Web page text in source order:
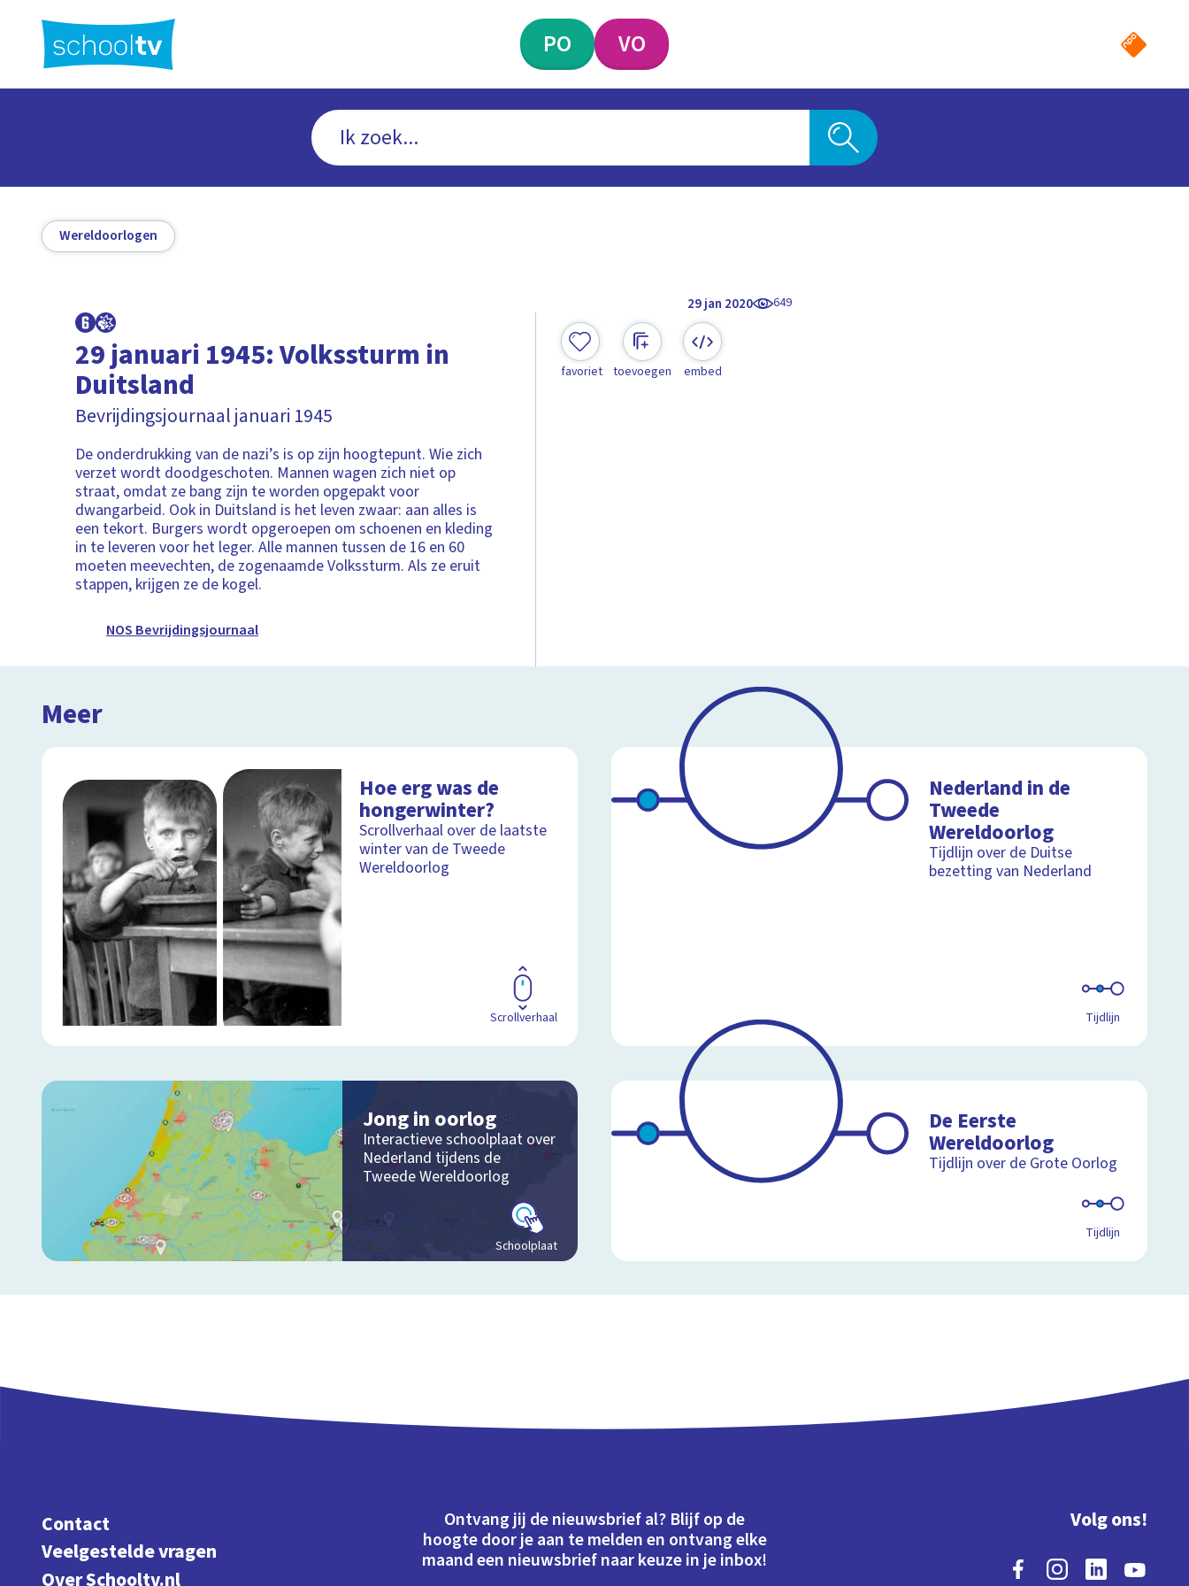
hoofdinhoud
PO VO
Wereldoorlogen
29 jan 2020 649
29 januari 1945: Volkssturm in
Duitsland
Bevrijdingsjournaal januari 1945
De onderdrukking van de nazi’s is op zijn hoogtepunt. Wie zich
verzet wordt doodgeschoten. Mannen wagen zich niet op
straat, omdat ze bang zijn te worden opgepakt voor
dwangarbeid. Ook in Duitsland is het leven zwaar: aan alles is
een tekort. Burgers wordt opgeroepen om schoenen en kleding
in te leveren voor het leger. Alle mannen tussen de 16 en 60
moeten meevechten, de zogenaamde Volkssturm. Als ze eruit
stappen, krijgen ze de kogel.
NOS Bevrijdingsjournaal
favoriet toevoegen embed
Meer
Hoe erg was de
hongerwinter?
Scrollverhaal over de laatste
winter van de Tweede
Wereldoorlog
Scrollverhaal
Nederland in de
Tweede
Wereldoorlog
Tijdlijn over de Duitse
bezetting van Nederland
Tijdlijn
Jong in oorlog
Interactieve schoolplaat over
Nederland tijdens de
Tweede Wereldoorlog
Schoolplaat
De Eerste
Wereldoorlog
Tijdlijn over de Grote Oorlog
Tijdlijn
Contact
Veelgestelde vragen
Over Schooltv.nl
Ontvang jij de nieuwsbrief al? Blijf op de
hoogte door je aan te melden en ontvang elke
maand een nieuwsbrief naar keuze in je inbox!
Volg ons!